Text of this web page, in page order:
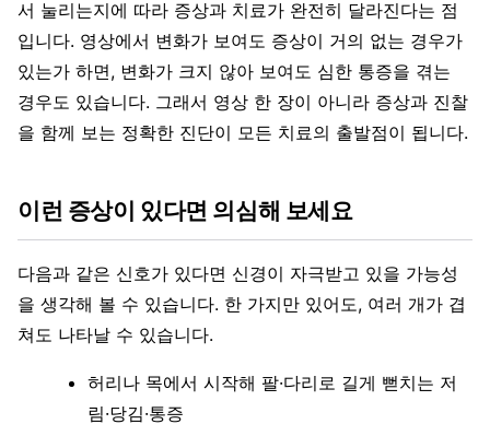
서 눌리는지에 따라 증상과 치료가 완전히 달라진다는 점
입니다. 영상에서 변화가 보여도 증상이 거의 없는 경우가
있는가 하면, 변화가 크지 않아 보여도 심한 통증을 겪는
경우도 있습니다. 그래서 영상 한 장이 아니라 증상과 진찰
을 함께 보는 정확한 진단이 모든 치료의 출발점이 됩니다.
이런 증상이 있다면 의심해 보세요
다음과 같은 신호가 있다면 신경이 자극받고 있을 가능성
을 생각해 볼 수 있습니다. 한 가지만 있어도, 여러 개가 겹
쳐도 나타날 수 있습니다.
허리나 목에서 시작해 팔·다리로 길게 뻗치는 저
림·당김·통증